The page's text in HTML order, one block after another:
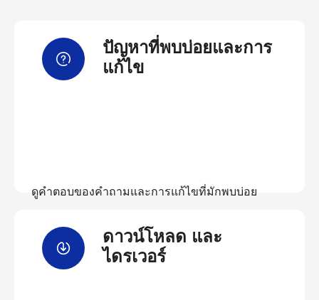
ปัญหาที่พบบ่อยและการ
แก้ไข
ดูคำตอบของคำถามและการแก้ไขที่มักพบบ่อย
ดูคำถามที่พบบ่อย
ดาวน์โหลด และ
ไดรเวอร์